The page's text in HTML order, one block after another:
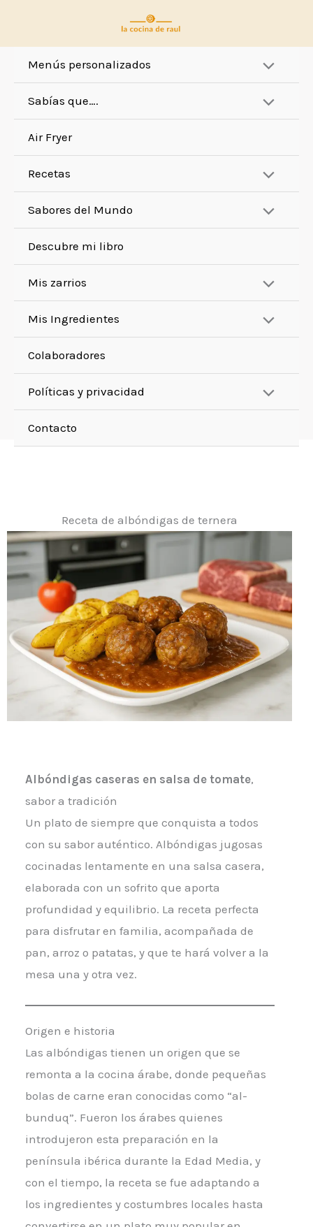
Menús personalizados
Sabías que….
Air Fryer
Recetas
Sabores del Mundo
Descubre mi libro
Mis zarrios
Mis Ingredientes
Colaboradores
Políticas y privacidad
Contacto
Receta de albóndigas de ternera
Albóndigas caseras en salsa de tomate,
sabor a tradición
Un plato de siempre que conquista a todos
con su sabor auténtico. Albóndigas jugosas
cocinadas lentamente en una salsa casera,
elaborada con un sofrito que aporta
profundidad y equilibrio. La receta perfecta
para disfrutar en familia, acompañada de
pan, arroz o patatas, y que te hará volver a la
mesa una y otra vez.
Origen e historia
Las albóndigas tienen un origen que se
remonta a la cocina árabe, donde pequeñas
bolas de carne eran conocidas como “al-
bunduq”. Fueron los árabes quienes
introdujeron esta preparación en la
península ibérica durante la Edad Media, y
con el tiempo, la receta se fue adaptando a
los ingredientes y costumbres locales hasta